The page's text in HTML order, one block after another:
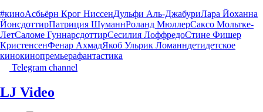
#киноАсбьёрн Крог НиссенДульфи Аль-ДжабуриЛара Йоханна
ЙонсдоттирПатриция ШуманнРоланд МюллерСаксо Мольтке-
ЛетСаломе ГуннарсдоттирСесилия ЛоффредоСтине Фишер
КристенсенФенар АхмадЯкоб Ульрик Ломанндетидетское
кинокинопремьерафантастика
Telegram channel
LJ Video